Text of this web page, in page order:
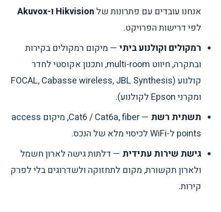
אנחנו עובדים עם פתרונות של Hikvision ו-Akuvox
לפי דרישות הפרויקט.
רמקולים וקולנוע ביתי — מיקום רמקולים בקירות
ובתקרה, חיווט multi-room, ותכנון אקוסטי לחדר
קולנוע (FOCAL, Cabasse wireless, JBL Synthesis
ומקרני Epson לקולנוע).
תשתית רשת
— Cat6 / Cat6a, fiber, מיקום access
points ל-WiFi לכיסוי מלא של הנכס.
גישת שירות עתידית — דלתות גישה לארון חשמל
ולארון תקשורת, מקום לתחזוקה ולשדרוגים בלי לפרק
קירות.